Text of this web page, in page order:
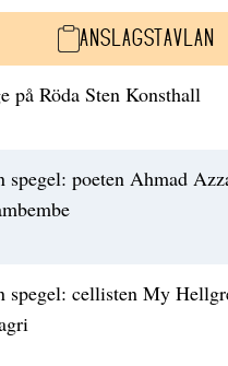
ANSLAGSTAVLAN
på Röda Sten Konsthall
spegel: poeten Ahmad
spegel: cellisten My